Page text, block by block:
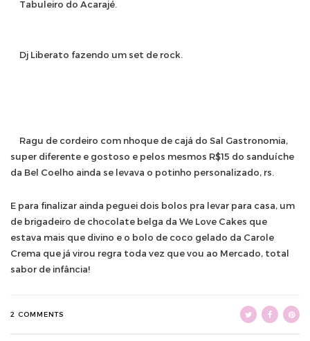
Tabuleiro do Acarajé.
Dj Liberato fazendo um set de rock.
Ragu de cordeiro com nhoque de cajá do Sal Gastronomia,
super diferente e gostoso e pelos mesmos R$15 do sanduíche
da Bel Coelho ainda se levava o potinho personalizado, rs.
E para finalizar ainda peguei dois bolos pra levar para casa, um
de brigadeiro de chocolate belga da We Love Cakes que
estava mais que divino e o bolo de coco gelado da Carole
Crema que já virou regra toda vez que vou ao Mercado, total
sabor de infância!
2 COMMENTS